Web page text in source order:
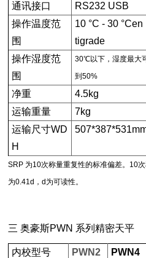
通讯接口
RS232 USB
操作温度范
围
10 °C - 30 °Cen
tigrade
操作湿度范
围
30℃以下，湿度最大
到50%
净重 4.5kg
运输重量
7kg
运输尺寸WD
H
SRP 为10次称量重复性的标准偏差。10
为0.41d，d为可读性。
三 奥豪斯PWN 系列精密天平
内校型号
PWN2
PWN4